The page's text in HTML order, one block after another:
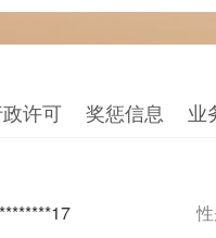
许可 奖惩信息 业